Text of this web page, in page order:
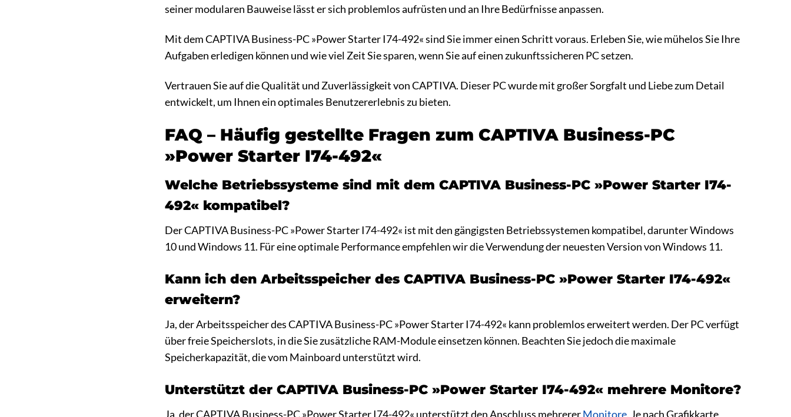
seiner modularen Bauweise lässt er sich problemlos aufrüsten und an Ihre Bedürfnisse anpassen.
Mit dem CAPTIVA Business-PC »Power Starter I74-492« sind Sie immer einen Schritt voraus. Erleben Sie, wie mühelos Sie Ihre
Aufgaben erledigen können und wie viel Zeit Sie sparen, wenn Sie auf einen zukunftssicheren PC setzen.
Vertrauen Sie auf die Qualität und Zuverlässigkeit von CAPTIVA. Dieser PC wurde mit großer Sorgfalt und Liebe zum Detail
entwickelt, um Ihnen ein optimales Benutzererlebnis zu bieten.
FAQ – Häufig gestellte Fragen zum CAPTIVA Business-PC
»Power Starter I74-492«
Welche Betriebssysteme sind mit dem CAPTIVA Business-PC »Power Starter I74-
492« kompatibel?
Der CAPTIVA Business-PC »Power Starter I74-492« ist mit den gängigsten Betriebssystemen kompatibel, darunter Windows
10 und Windows 11. Für eine optimale Performance empfehlen wir die Verwendung der neuesten Version von Windows 11.
Kann ich den Arbeitsspeicher des CAPTIVA Business-PC »Power Starter I74-492«
erweitern?
Ja, der Arbeitsspeicher des CAPTIVA Business-PC »Power Starter I74-492« kann problemlos erweitert werden. Der PC verfügt
über freie Speicherslots, in die Sie zusätzliche RAM-Module einsetzen können. Beachten Sie jedoch die maximale
Speicherkapazität, die vom Mainboard unterstützt wird.
Unterstützt der CAPTIVA Business-PC »Power Starter I74-492« mehrere Monitore?
Ja, der CAPTIVA Business-PC »Power Starter I74-492« unterstützt den Anschluss mehrererMonitore . Je nach Grafikkarte